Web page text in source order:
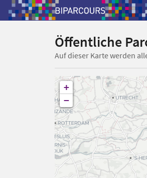
Öffentliche
Auf dieser Karte werden
+
−